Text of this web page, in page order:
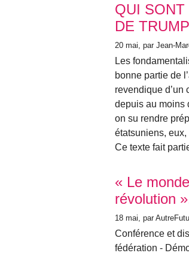
QUI SONT
DE
20 mai , par Jean-
Les
bonne partie de
revendique d’un
depuis au moins
on su rendre
étatsuniens,
Ce texte fait
« Le
révolution
18 mai , par
Conférence et
fédération -